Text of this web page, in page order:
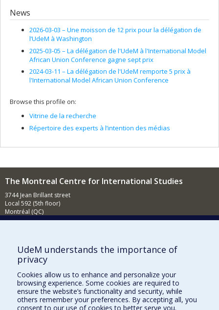
News
2026-03-03 – Une moisson de 12 prix pour la délégation de
l’UdeM à Washington
2025-03-05 – La délégation de l'UdeM à l'International Model
African Union Conference gagne sept prix
2024-03-11 – La délégation de l'UdeM remporte 5 prix à
l'International Model African Union Conference
Browse this profile on:
Vitrine de la recherche
Répertoire des experts à l’intention des médias
The Montreal Centre for International Studies
3744 Jean Brillant street
Local 592 (5th floor)
Montréal (QC)
H3T 1P1
E-mail
News(in french)
Activities(in french)
Supporting the CÉRIUM
UdeM understands the importance of
privacy
Cookies allow us to enhance and personalize your
browsing experience. Some cookies are required to
ensure the website’s functionality and security, while
others remember your preferences. By accepting all, you
consent to our use of cookies to better serve you.